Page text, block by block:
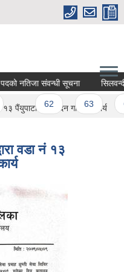
नतिजा संवन्धी सूचना सिलवन्दी
… 62 63
पैंयुपाटामा सम्पादन गरिएको कार्य
वडा नं १३